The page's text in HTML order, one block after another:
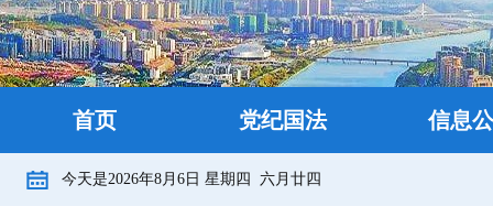
首页 党纪国法 信息
今天是2026年8月6日 星期四 六月廿四